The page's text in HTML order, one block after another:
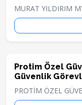
MURAT YILDIRIM
Protim Özel
Güvenlik
PROTİM ÖZEL